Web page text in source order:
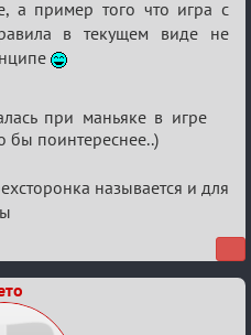
а пример того что игра с
в текущем виде не
при маньяке в игре
бы поинтереснее..)
называется и для